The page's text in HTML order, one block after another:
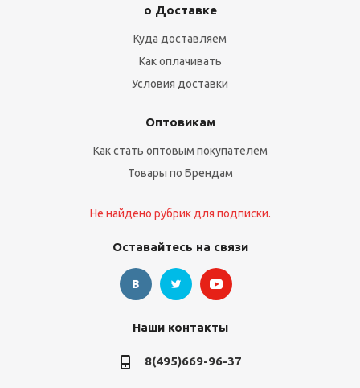
о Доставке
Куда доставляем
Как оплачивать
Условия доставки
Оптовикам
Как стать оптовым покупателем
Товары по Брендам
Не найдено рубрик для подписки.
Оставайтесь на связи
Наши контакты
8(495)669-96-37